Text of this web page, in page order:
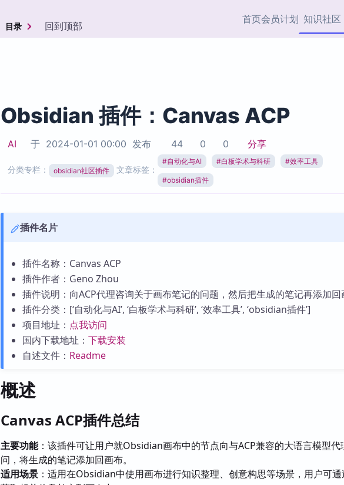
首页会员计划 知识社区
协作者
热门链接Top5
加速访问 Obsidian 官方
Zotero 插件
目录 回到顶部
Obsidian 插件：Canvas ACP
AI 于 2024-01-01 00:00 发布 44 0 0 分享
分类专栏： obsidian社区插件 文章标签：
#自动化与AI #白板学术与科研 #效率工具
#obsidian插件
插件名片
插件名称：Canvas ACP
插件作者：Geno Zhou
插件说明：向ACP代理咨询关于画布笔记的问题，然后把生成的笔记再添加回
插件分类：[‘自动化与AI’, ‘白板学术与科研’, ‘效率工具’, ‘obsidian插件’]
项目地址： 点我访问
国内下载地址： 下载安装
自述文件： Readme
概述
Canvas ACP插件总结
主要功能：该插件可让用户就Obsidian画布中的节点向与ACP兼容的大语言模型代
问，将生成的笔记添加回画布。
适用场景 ：适用在Obsidian中使用画布进行知识整理、创意构思等场景，用户可